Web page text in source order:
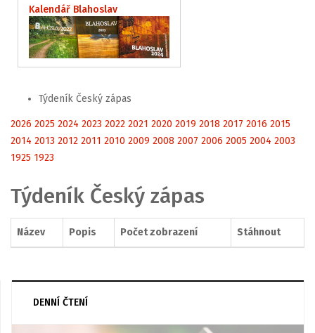
Kalendář Blahoslav
Týdeník Český zápas
2026 2025 2024 2023 2022 2021 2020 2019 2018 2017 2016 2015
2014 2013 2012 2011 2010 2009 2008 2007 2006 2005 2004 2003
1925 1923
Týdeník Český zápas
Název Popis Počet zobrazení Stáhnout
DENNÍ ČTENÍ